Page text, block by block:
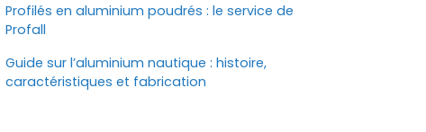
Profilés en aluminium poudrés : le service de
Profall
Guide sur l’aluminium nautique : histoire,
caractéristiques et fabrication